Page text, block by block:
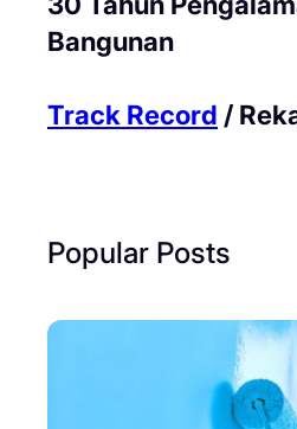
Bangunan
Track Record /
Popular Posts